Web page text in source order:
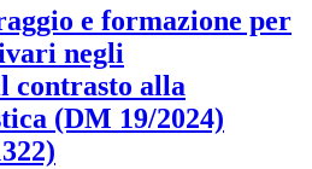
e formazione per
negli
contrasto alla
(DM 19/2024)